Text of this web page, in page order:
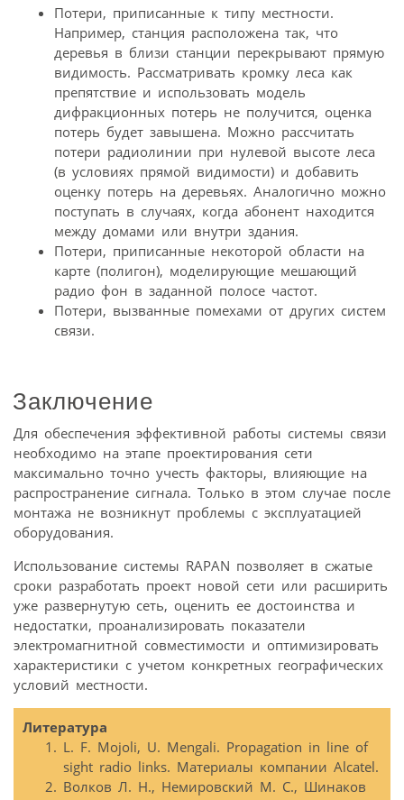
Потери, приписанные к типу местности.
Например, станция расположена так, что
деревья в близи станции перекрывают прямую
видимость. Рассматривать кромку леса как
препятствие и использовать модель
дифракционных потерь не получится, оценка
потерь будет завышена. Можно рассчитать
потери радиолинии при нулевой высоте леса
(в условиях прямой видимости) и добавить
оценку потерь на деревьях. Аналогично можно
поступать в случаях, когда абонент находится
между домами или внутри здания.
Потери, приписанные некоторой области на
карте (полигон), моделирующие мешающий
радио фон в заданной полосе частот.
Потери, вызванные помехами от других систем
связи.
Заключение
Для обеспечения эффективной работы системы связи
необходимо на этапе проектирования сети
максимально точно учесть факторы, влияющие на
распространение сигнала. Только в этом случае после
монтажа не возникнут проблемы с эксплуатацией
оборудования.
Использование системы RAPAN позволяет в сжатые
сроки разработать проект новой сети или расширить
уже развернутую сеть, оценить ее достоинства и
недостатки, проанализировать показатели
электромагнитной совместимости и оптимизировать
характеристики с учетом конкретных географических
условий местности.
Литература
L. F. Mojoli, U. Mengali. Propagation in line of
sight radio links. Материалы компании Alcatel.
Волков Л. Н., Немировский М. С., Шинаков